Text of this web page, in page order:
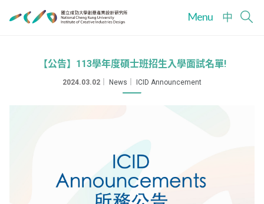
Menu 中
【公告】113學年度碩士班招生入學面試名單!
2024.03.02 News ICID Announcement